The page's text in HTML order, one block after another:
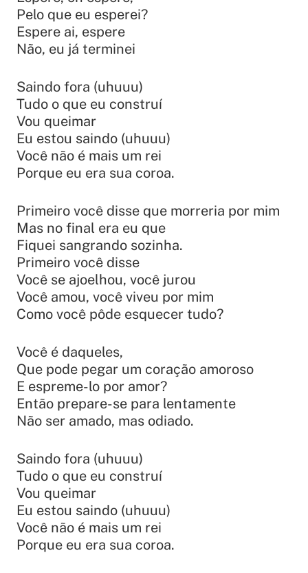
Pelo que eu esperei?
Espere ai, espere
Não, eu já terminei
Saindo fora (uhuuu)
Tudo o que eu construí
Vou queimar
Eu estou saindo (uhuuu)
Você não é mais um rei
Porque eu era sua coroa.
Primeiro você disse que morreria por mim
Mas no final era eu que
Fiquei sangrando sozinha.
Primeiro você disse
Você se ajoelhou, você jurou
Você amou, você viveu por mim
Como você pôde esquecer tudo?
Você é daqueles,
Que pode pegar um coração amoroso
E espreme-lo por amor?
Então prepare-se para lentamente
Não ser amado, mas odiado.
Saindo fora (uhuuu)
Tudo o que eu construí
Vou queimar
Eu estou saindo (uhuuu)
Você não é mais um rei
Porque eu era sua coroa.